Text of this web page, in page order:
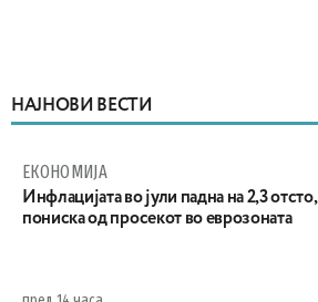
НАЈНОВИ ВЕСТИ
ЕКОНОМИЈА
Инфлацијата во јули падна на 2,3 отсто,
пониска од просекот во еврозоната